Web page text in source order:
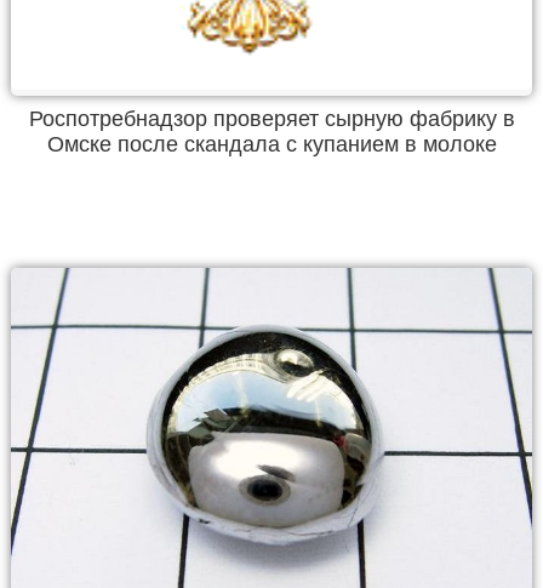
Роспотребнадзор проверяет сырную фабрику в
Омске после скандала с купанием в молоке